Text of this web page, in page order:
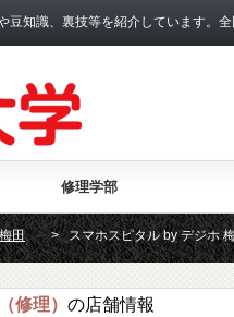
知識、裏技等を紹介しています。
修理学部
梅田 > スマホスピタル by デジホ
修理） の店舗情報